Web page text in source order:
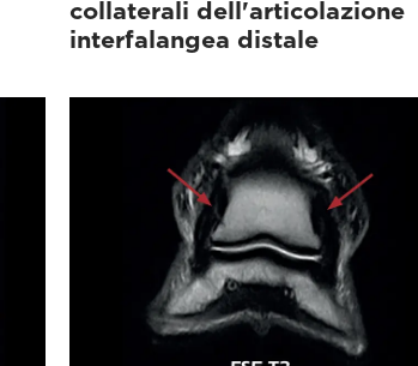
collaterali dell'articolazione
interfalangea distale